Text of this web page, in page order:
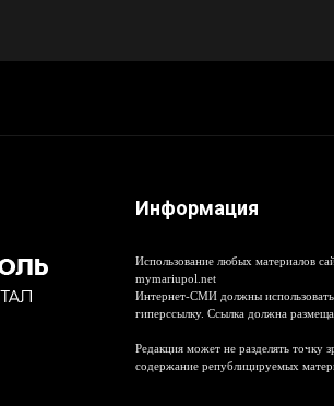
Информация
Использование любых материалов
mymariupol.net
Интернет-СМИ должны
гиперссылку. Ссылка должна
Редакция может не разделять точку
содержание републицируемых